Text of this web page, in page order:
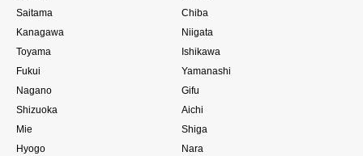
Saitama
Chiba
Kanagawa
Niigata
Toyama
Ishikawa
Fukui
Yamanashi
Nagano
Gifu
Shizuoka
Aichi
Mie
Shiga
Hyogo
Nara